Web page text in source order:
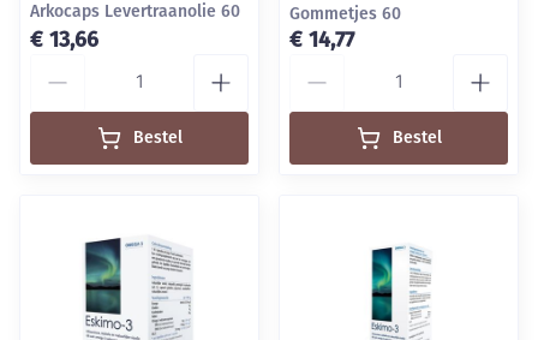
Arkocaps Levertraanolie 60
€ 13,66
Bestel
Gommetjes 60
€ 14,77
Bestel